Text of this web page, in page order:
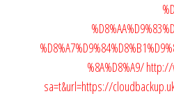
%8A%D8%A9/http://
sa=t&url=https://